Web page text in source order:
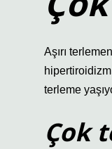
Aşırı
terleme
Çok